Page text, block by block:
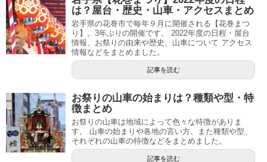
は？屋台・歴史・山車・アクセスまとめ
岩手県の花巻市で毎年９月に開催される【花巻まつ
り】。3年ぶりの開催です。 2022年度の日程・屋台
情報、お祭りの由来や歴史、山車について アクセス
情報などをまとめました。
記事を読む
お祭りの山車の始まりは？種類や型・特
徴まとめ
お祭りの山車は地域によって色々な特徴がありま
す。 山車の始まりや各地の言い方、また種類や型、
それぞれの山車の特徴などをまとめました。
記事を読む